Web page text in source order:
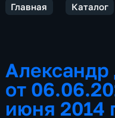
Главная Каталог
от
июня 2014